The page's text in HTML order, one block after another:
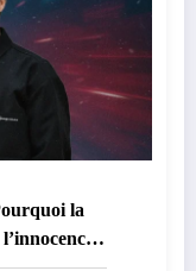
la